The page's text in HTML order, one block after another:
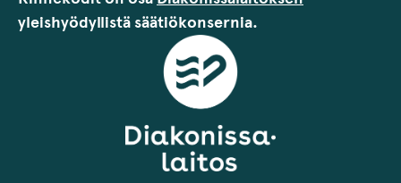
yleishyödyllistä säätiökonsernia.